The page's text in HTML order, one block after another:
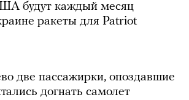
будут каждый месяц
ракеты для Patriot
две пассажирки, опоздавшие
догнать самолет